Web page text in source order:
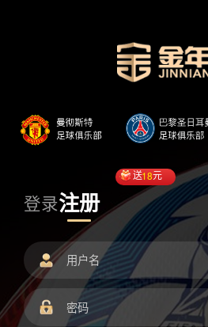
登录注册
送18元